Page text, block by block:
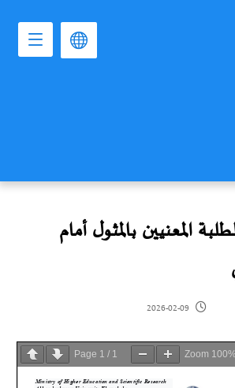
المعنيين بالمثول أمام
2026-02-09
Page 1 / 1 Zoom 100%